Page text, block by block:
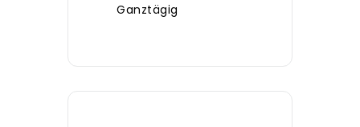
Ganztägig